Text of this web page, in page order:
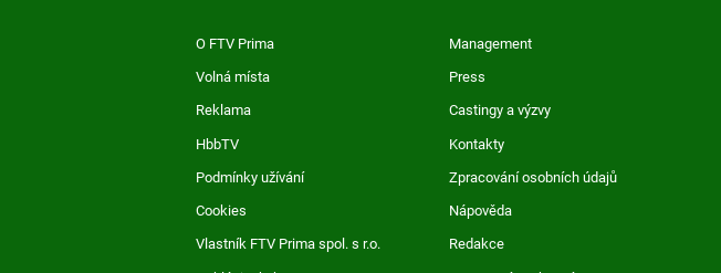
O FTV Prima Management
Volná místa Press
Reklama Castingy a výzvy
HbbTV Kontakty
Podmínky užívání Zpracování osobních údajů
Cookies Nápověda
Vlastník FTV Prima spol. s r.o. Redakce